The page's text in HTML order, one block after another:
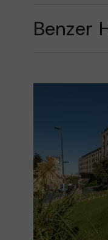
Benzer